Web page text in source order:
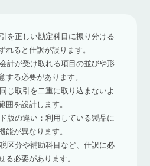
を正しい勘定科目に振り分ける
れると仕訳が誤ります。
計が受け取れる項目の並びや形
する必要があります。
じ取引を二重に取り込まないよ
囲を設計します。
版の違い：利用している製品に
能が異なります。
区分や補助科目など、仕訳に必
る必要があります。